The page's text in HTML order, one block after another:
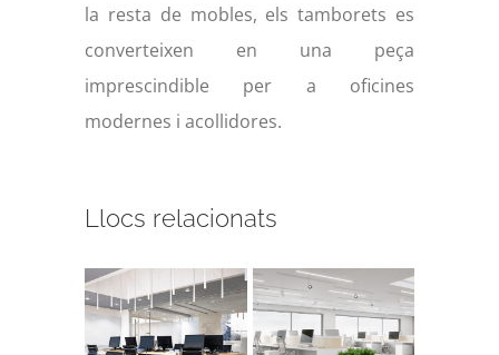
la resta de mobles, els tamborets es
converteixen en una peça
imprescindible per a oficines
modernes i acollidores.
Llocs relacionats